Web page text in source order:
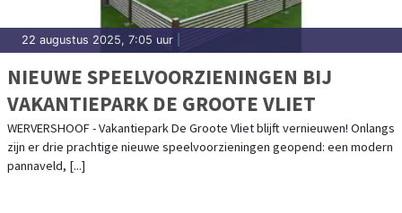
22 augustus 2025, 7:05 uur
NIEUWE SPEELVOORZIENINGEN BIJ
VAKANTIEPARK DE GROOTE VLIET
WERVERSHOOF - Vakantiepark De Groote Vliet blijft vernieuwen! Onlangs
zijn er drie prachtige nieuwe speelvoorzieningen geopend: een modern
pannaveld, [...]